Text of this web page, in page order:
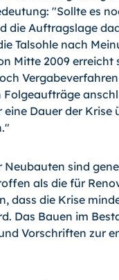
"Sollte es
die Auftragslage
Talsohle nach
Mitte 2009 erreicht
Folgeaufträge
Dauer der Krise
Neubauten sind
als die für
dass die Krise
Das Bauen im
Vorschriften zur